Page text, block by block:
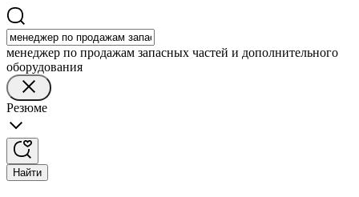
менеджер по продажам запасных частей и дополнительного
оборудования
Резюме
Найти